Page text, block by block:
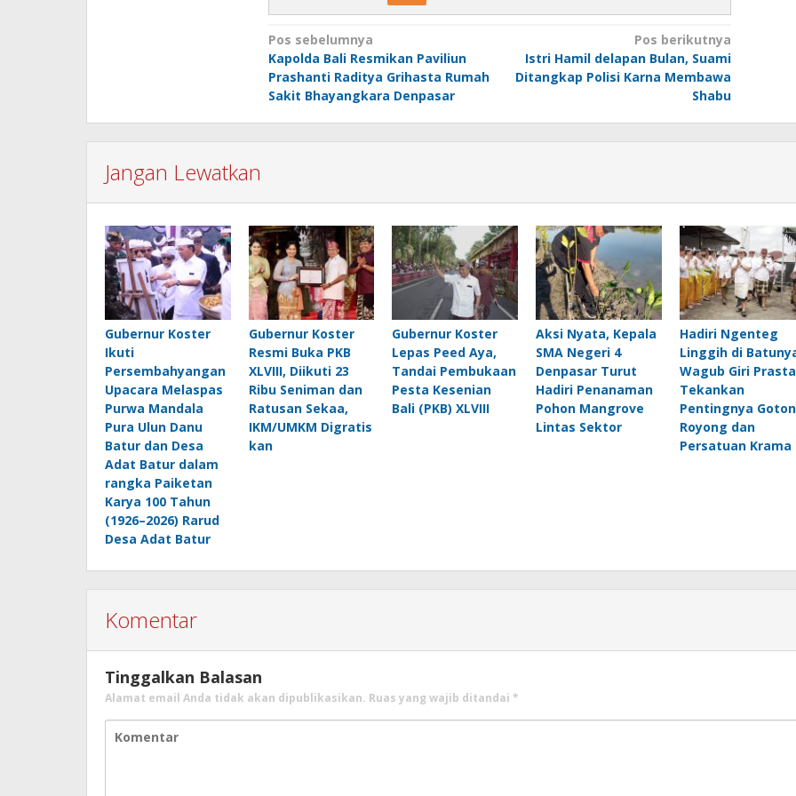
Navigasi
pos
Pos sebelumnya
Kapolda Bali Resmikan Paviliun
Prashanti Raditya Grihasta Rumah
Sakit Bhayangkara Denpasar
Pos berikutnya
Istri Hamil delapan Bulan, Suami
Ditangkap Polisi Karna Membawa
Shabu
Jangan Lewatkan
Gubernur Koster
Ikuti
Persembahyangan
Upacara Melaspas
Purwa Mandala
Pura Ulun Danu
Batur dan Desa
Adat Batur dalam
rangka Paiketan
Karya 100 Tahun
(1926–2026) Rarud
Desa Adat Batur
Gubernur Koster
Resmi Buka PKB
XLVIII, Diikuti 23
Ribu Seniman dan
Ratusan Sekaa,
IKM/UMKM Digratis
kan
Gubernur Koster
Lepas Peed Aya,
Tandai Pembukaan
Pesta Kesenian
Bali (PKB) XLVIII
Aksi Nyata, Kepala
SMA Negeri 4
Denpasar Turut
Hadiri Penanaman
Pohon Mangrove
Lintas Sektor
Hadiri Ngenteg
Linggih di
Wagub Giri Prasta
Tekankan
Pentingnya
Royong dan
Persatuan Krama
Komentar
Tinggalkan Balasan
Alamat email Anda tidak akan dipublikasikan. Ruas yang wajib ditandai *